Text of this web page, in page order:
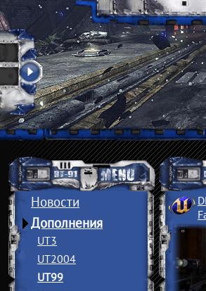
Новости
Дополнения
UT3
UT2004
UT99